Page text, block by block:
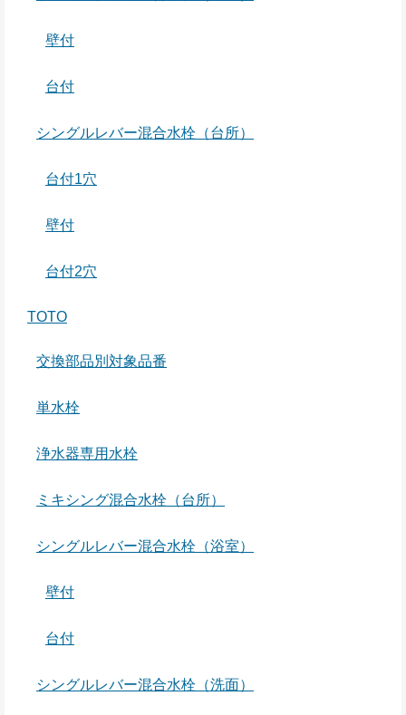
壁付
台付
シングルレバー混合水栓（台所）
台付1穴
壁付
台付2穴
TOTO
交換部品別対象品番
単水栓
浄水器専用水栓
ミキシング混合水栓（台所）
シングルレバー混合水栓（浴室）
壁付
台付
シングルレバー混合水栓（洗面）